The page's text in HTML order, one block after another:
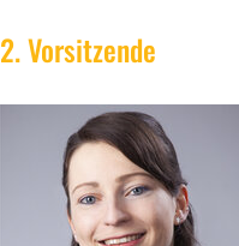
2. Vorsitzende